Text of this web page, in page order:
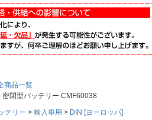
商品一覧
密閉型バッテリー CMF60038
テリー 輸入車用
DIN [ヨーロッパ]